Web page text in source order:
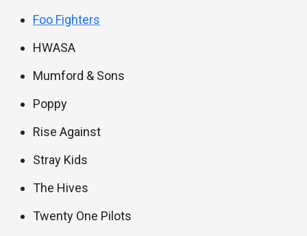
Foo Fighters
HWASA
Mumford & Sons
Poppy
Rise Against
Stray Kids
The Hives
Twenty One Pilots